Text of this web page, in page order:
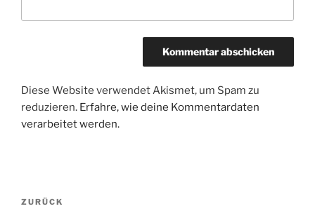
Diese Website verwendet Akismet, um Spam zu
reduzieren. Erfahre, wie deine Kommentardaten
verarbeitet werden.
Beitragsnavigation
Vorheriger
ZURÜCK